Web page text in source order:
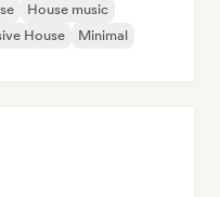
House music
House
Minimal